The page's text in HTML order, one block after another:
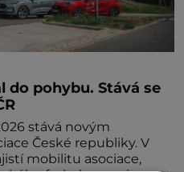
do pohybu. Stává se
stává novým
České republiky. V
mobilitu asociace,